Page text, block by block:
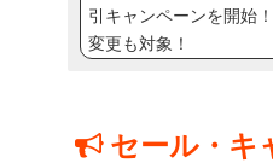
引キャンペーンを開始
変更も対象！
セール・キ